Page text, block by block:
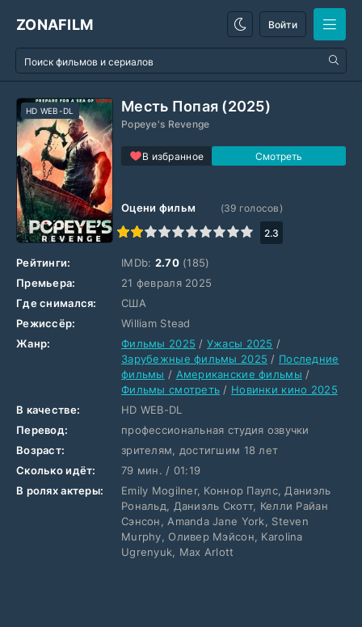
ZONAFILM Войти
Месть Попая (2025)
Popeye's Revenge
В избранное
HD WEB-DL
Оцени фильм
1
2 3 4 5 6 7 8 9 10
(39 голосов)
2.3
Рейтинги: IMDb: 2.70(185)
Премьера:
21 февраля 2025
Где снимался:
США
Режиссёр:
William Stead
Жанр:
Фильмы 2025 / Ужасы 2025 /
Зарубежные фильмы 2025 / Последние
фильмы / Американские фильмы /
Фильмы смотреть / Новинки кино 2025
В качестве:
HD WEB-DL
Перевод:
профессиональная студия озвучки
Возраст:
зрителям, достигшим 18 лет
Сколько идёт:
79 мин. / 01:19
В ролях актеры:
Emily Mogilner, Коннор Паулс, Даниэль
Рональд, Даниэль Скотт, Келли Райан
Сэнсон, Amanda Jane York, Steven
Murphy, Оливер Мэйсон, Karolina
Ugrenyuk, Max Arlott